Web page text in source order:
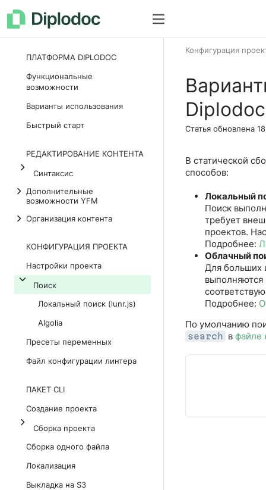
Как все устроено
ПЛАТФОРМА DIPLODOC
Функциональные
возможности
Варианты использования
Быстрый старт
РЕДАКТИРОВАНИЕ КОНТЕНТА
Синтаксис
Дополнительные
возможности YFM
Организация контента
КОНФИГУРАЦИЯ ПРОЕКТА
Настройки проекта
Поиск
Локальный поиск (lunr.js)
Algolia
Пресеты переменных
Файл конфигурации линтера
ПАКЕТ CLI
Создание проекта
Сборка проекта
Сборка одного файла
Локализация
Выкладка на S3
Конфигурация
Diplodoc
Статья обновлена
В статической
способов:
Локальный
Поиск
требует
проектов.
Подробнее:
Облачный
Для больших
Подробнее:
По умолчанию
search в файле